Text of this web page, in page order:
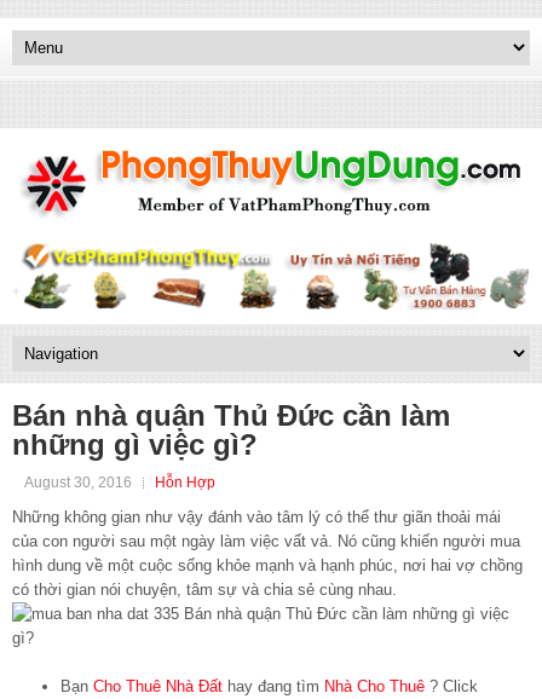
Bán nhà quận Thủ Đức cần làm
những gì việc gì?
August 30, 2016 Hỗn Hợp
Những không gian như vậy đánh vào tâm lý có thể thư giãn thoải mái
của con người sau một ngày làm việc vất vả. Nó cũng khiến người mua
hình dung về một cuộc sống khỏe mạnh và hạnh phúc, nơi hai vợ chồng
có thời gian nói chuyện, tâm sự và chia sẻ cùng nhau.
Bạn Cho Thuê Nhà Đất hay đang tìm Nhà Cho Thuê ? Click